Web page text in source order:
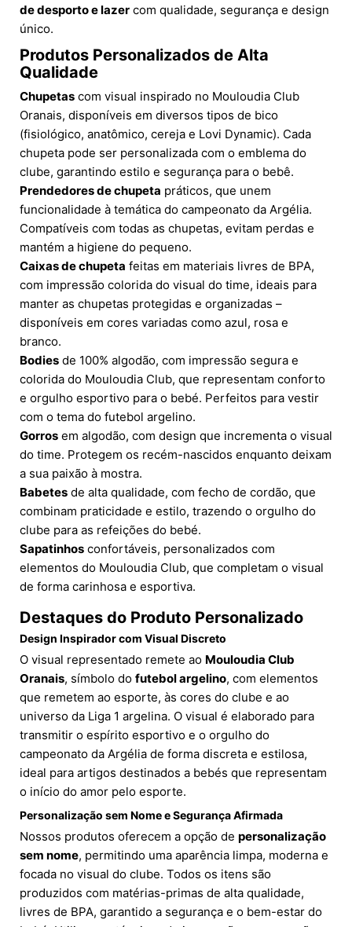
de desporto e lazer com qualidade, segurança e design
único.
Produtos Personalizados de Alta
Qualidade
Chupetas com visual inspirado no Mouloudia Club
Oranais, disponíveis em diversos tipos de bico
(fisiológico, anatômico, cereja e Lovi Dynamic). Cada
chupeta pode ser personalizada com o emblema do
clube, garantindo estilo e segurança para o bebê.
Prendedores de chupeta práticos, que unem
funcionalidade à temática do campeonato da Argélia.
Compatíveis com todas as chupetas, evitam perdas e
mantém a higiene do pequeno.
Caixas de chupeta feitas em materiais livres de BPA,
com impressão colorida do visual do time, ideais para
manter as chupetas protegidas e organizadas –
disponíveis em cores variadas como azul, rosa e
branco.
Bodies de 100% algodão, com impressão segura e
colorida do Mouloudia Club, que representam conforto
e orgulho esportivo para o bebé. Perfeitos para vestir
com o tema do futebol argelino.
Gorros em algodão, com design que incrementa o visual
do time. Protegem os recém-nascidos enquanto deixam
a sua paixão à mostra.
Babetes de alta qualidade, com fecho de cordão, que
combinam praticidade e estilo, trazendo o orgulho do
clube para as refeições do bebé.
Sapatinhos confortáveis, personalizados com
elementos do Mouloudia Club, que completam o visual
de forma carinhosa e esportiva.
Destaques do Produto Personalizado
Design Inspirador com Visual Discreto
O visual representado remete ao Mouloudia Club
Oranais, símbolo do futebol argelino, com elementos
que remetem ao esporte, às cores do clube e ao
universo da Liga 1 argelina. O visual é elaborado para
transmitir o espírito esportivo e o orgulho do
campeonato da Argélia de forma discreta e estilosa,
ideal para artigos destinados a bebés que representam
o início do amor pelo esporte.
Personalização sem Nome e Segurança Afirmada
Nossos produtos oferecem a opção de personalização
sem nome, permitindo uma aparência limpa, moderna e
focada no visual do clube. Todos os itens são
produzidos com matérias-primas de alta qualidade,
livres de BPA, garantido a segurança e o bem-estar do